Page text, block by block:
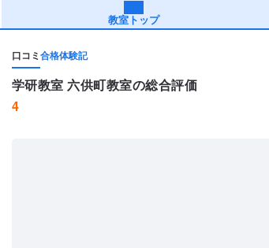
教室トップ
口コミ合格体験記
学研教室 六供町教室の総合評価
4